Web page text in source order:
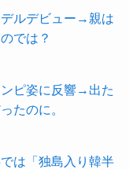
ルデビュー→親は
では？
ピ姿に反響→出た
たのに。
は「独島入り韓半